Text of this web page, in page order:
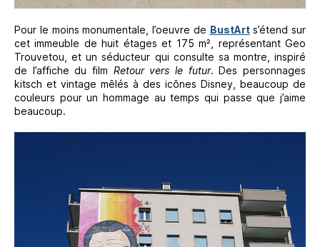
Pour le moins monumentale, l’oeuvre de BustArts’étend sur
cet immeuble de huit étages et 175 m², représentant Geo
Trouvetou, et un séducteur qui consulte sa montre, inspiré
de l’affiche du film Retour vers le futur. Des personnages
kitsch et vintage mêlés à des icônes Disney, beaucoup de
couleurs pour un hommage au temps qui passe que j’aime
beaucoup.